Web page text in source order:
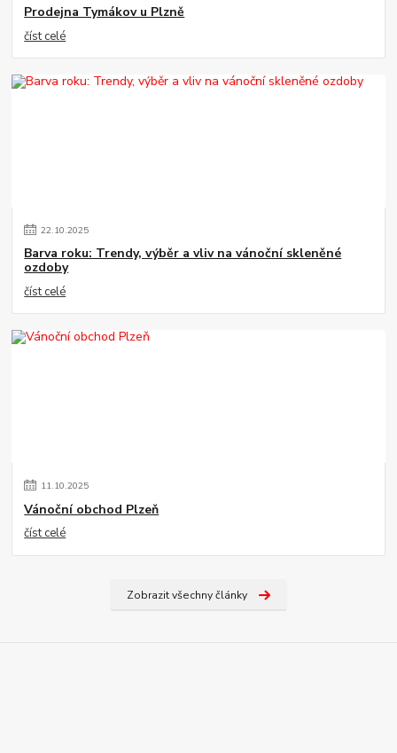
Prodejna Tymákov u Plzně
číst celé
22.10.2025
Barva roku: Trendy, výběr a vliv na vánoční skleněné
ozdoby
číst celé
11.10.2025
Vánoční obchod Plzeň
číst celé
Zobrazit všechny články